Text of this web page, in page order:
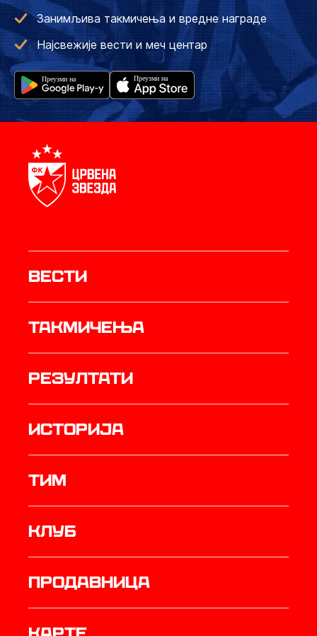
Занимљива такмичења и вредне награде
Најсвежије вести и меч центар
Вести
Такмичења
резултати
историја
ТИМ
Клуб
продавница